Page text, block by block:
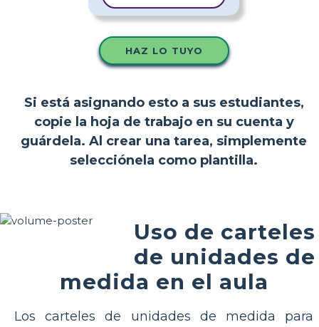
HAZ LO TUYO
Si está asignando esto a sus estudiantes,
copie la hoja de trabajo en su cuenta y
guárdela. Al crear una tarea, simplemente
selecciónela como plantilla.
Uso de carteles
de unidades de
medida en el aula
Los carteles de unidades de medida para